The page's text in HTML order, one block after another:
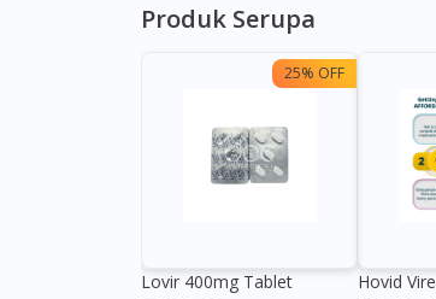
Produk Serupa
25% OFF
Lovir 400mg Tablet Hovid